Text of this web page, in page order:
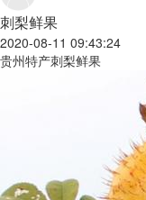
刺梨鲜果
2020-08-11 09:43:24
贵州特产刺梨鲜果